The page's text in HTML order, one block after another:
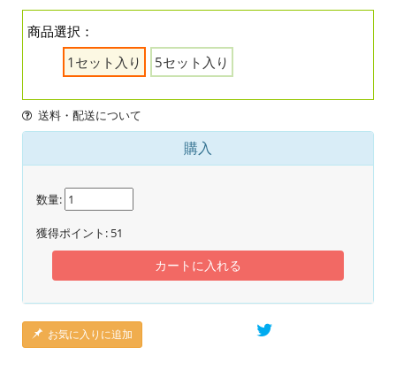
商品選択：
1セット入り
5セット入り
送料・配送について
購入
数量:
獲得ポイント: 51
カートに入れる
お気に入りに追加